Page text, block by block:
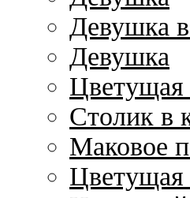
Девушка
Девушка
Цветущая
Столик в
Маковое
Цветущая